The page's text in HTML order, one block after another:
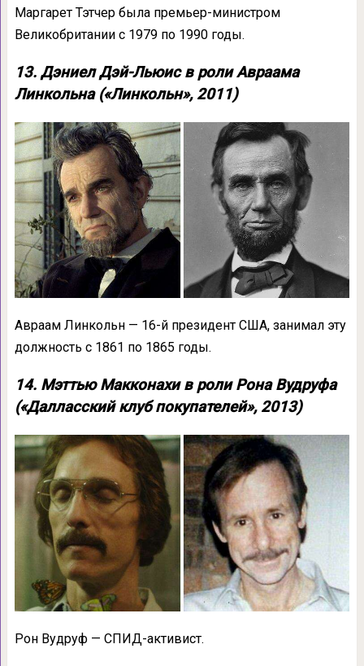
Маргарет Тэтчер была премьер-министром
Великобритании с 1979 по 1990 годы.
13. Дэниел Дэй-Льюис в роли Авраама
Линкольна («Линкольн», 2011)
Авраам Линкольн — 16-й президент США, занимал эту
должность с 1861 по 1865 годы.
14. Мэттью Макконахи в роли Рона Вудруфа
(«Далласский клуб покупателей», 2013)
Рон Вудруф — СПИД-активист.